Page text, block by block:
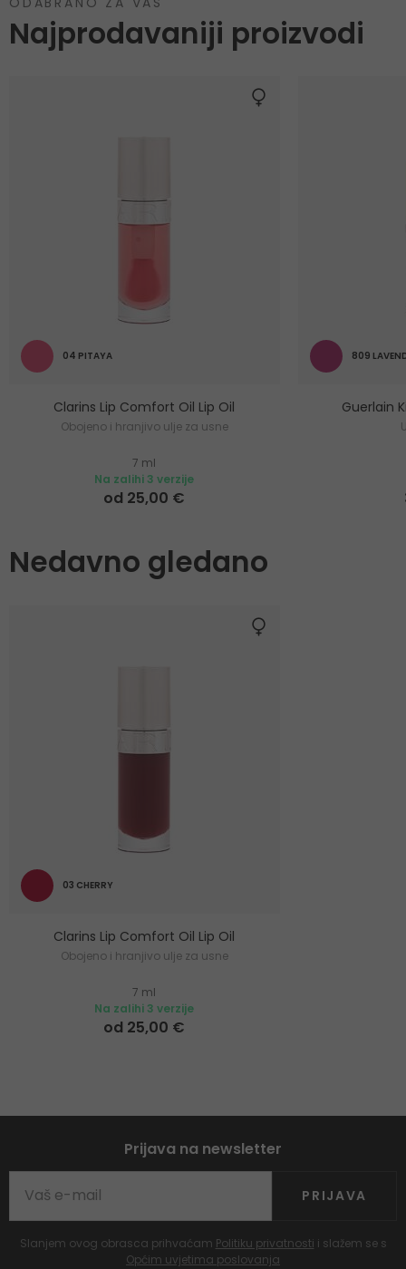
Najprodavaniji proizvodi
04 PITAYA
Clarins Lip Comfort Oil Lip Oil
Obojeno i hranjivo ulje za usne
7 ml
Na zalihi 3 verzije
od 25,00 €
809
Guerlain
Nedavno gledano
03 CHERRY
Clarins Lip Comfort Oil Lip Oil
Obojeno i hranjivo ulje za usne
7 ml
Na zalihi 3 verzije
od 25,00 €
Prijava na newsletter
PRIJAVA
Slanjem ovog obrasca prihvaćam Politiku privatnosti i slažem se s
Općim uvjetima poslovanja